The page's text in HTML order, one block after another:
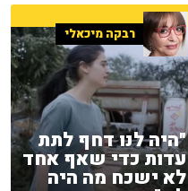
רבקה מיכאלי
"היה לנו דחף לתת
עדות כדי שאף אחד
לא ישכח מה היה